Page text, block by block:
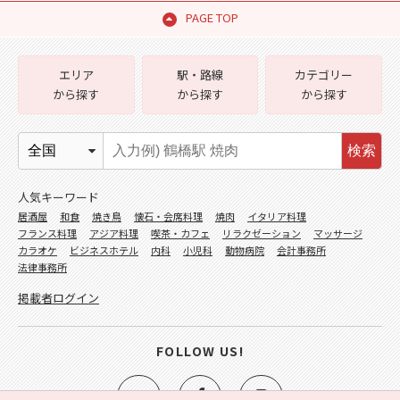
PAGE TOP
エリア
から探す
駅・路線
から探す
カテゴリー
から探す
検索
人気キーワード
居酒屋 和食 焼き鳥 懐石・会席料理 焼肉
イタリア料理
フランス料理
アジア料理 喫茶・カフェ リラクゼーション
マッサージ
カラオケ
ビジネスホテル 内科 小児科 動物病院
会計事務所
法律事務所
掲載者ログイン
FOLLOW US!